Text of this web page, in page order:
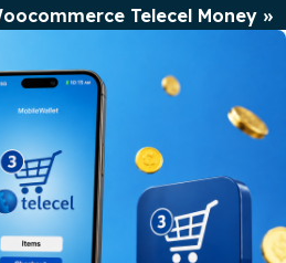
Telecel Money »